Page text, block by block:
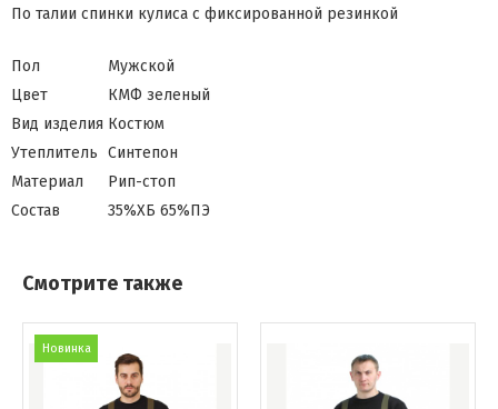
По талии спинки кулиса с фиксированной резинкой
Пол
Мужской
Цвет
КМФ зеленый
Вид изделия Костюм
Утеплитель Синтепон
Материал
Рип-стоп
Состав
35%ХБ 65%ПЭ
Смотрите также
Новинка